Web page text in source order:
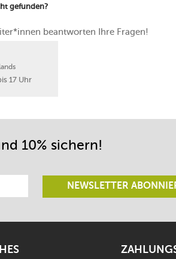
gefunden?
beantworten Ihre Fragen!
17 Uhr
10% sichern!
NEWSLETTER